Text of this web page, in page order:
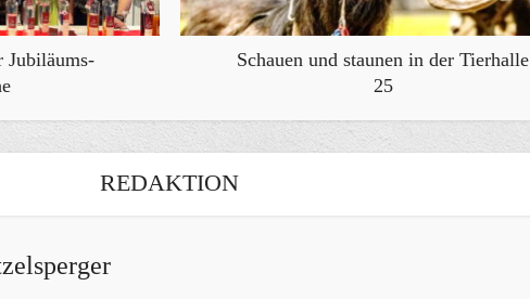
Jubiläums-
Schauen und staunen in der Tierhalle
25
REDAKTION